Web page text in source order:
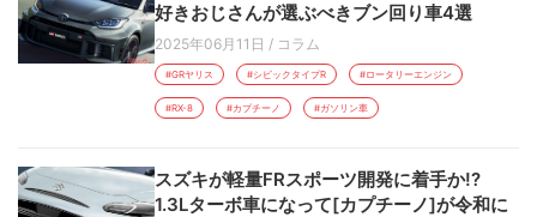
好きおじさんが選ぶべきブン回り車4選
2025年06月11日 / コラム
#GRヤリス #シビックタイプR #ロータリーエンジン
#RX-8 #カプチーノ #ガソリン車
スズキが軽量FRスポーツ開発に着手か!?
1.3Lターボ車になって[カプチーノ]が令和に